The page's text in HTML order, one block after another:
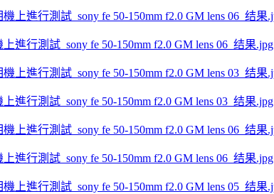
進行測試_sony fe 50-150mm f2.0 GM lens 06_结果.jpg
進行測試_sony fe 50-150mm f2.0 GM lens 03_结果.jpg
進行測試_sony fe 50-150mm f2.0 GM lens 06_结果.jpg